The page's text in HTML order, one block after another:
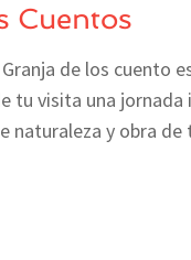
Cuentos
de los cuento
tu visita una
naturaleza y obra